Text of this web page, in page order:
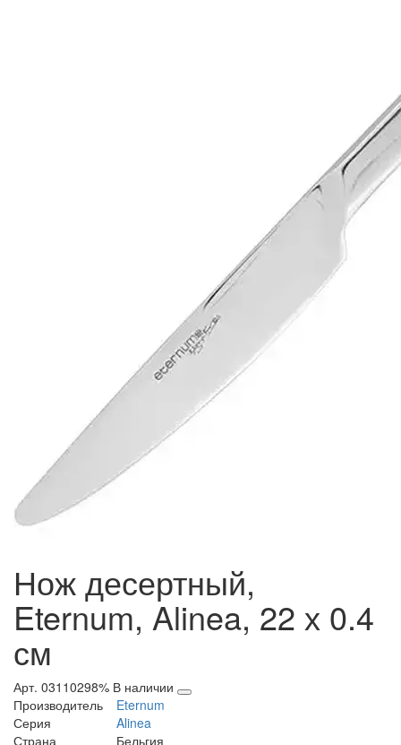
Нож десертный,
Eternum, Alinea, 22 х 0.4
см
Арт. 03110298% В наличии
Производитель
Eternum
Серия
Alinea
Страна
Бельгия